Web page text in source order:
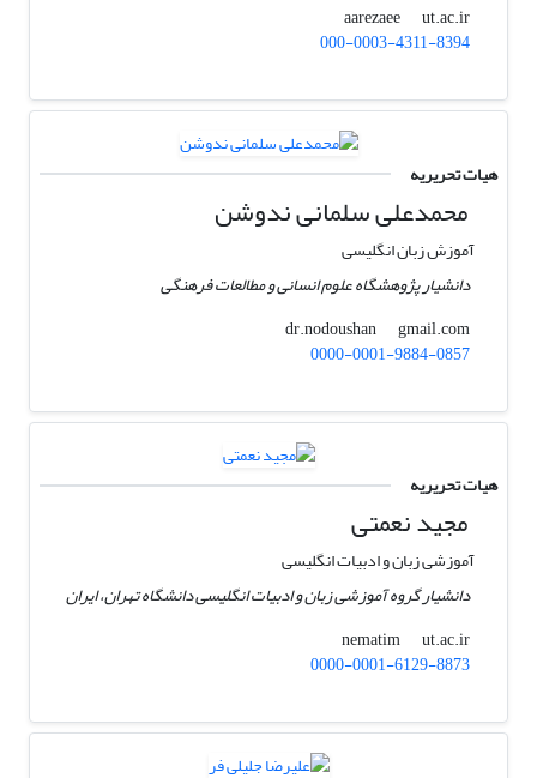
aarezaee
ut.ac.ir
000-0003-4311-8394
هیات تحریریه
محمدعلی سلمانی ندوشن
آموزش زبان انگلیسی
دانشیار پژوهشگاه علوم انسانی و مطالعات فرهنگی
dr.nodoushan
gmail.com
0000-0001-9884-0857
هیات تحریریه
مجید نعمتی
آموزشی زبان و ادبیات انگلیسی
دانشیار گروه آموزشی زبان و ادبیات انگلیسی دانشگاه تهران، ایران
nematim
ut.ac.ir
0000-0001-6129-8873